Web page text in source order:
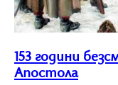
153 години
Апостола